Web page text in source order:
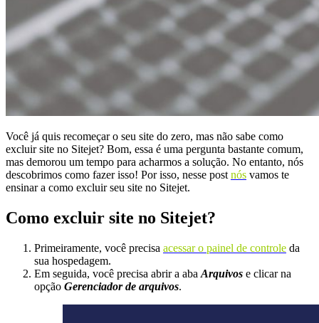
Você já quis recomeçar o seu site do zero, mas não sabe como
excluir site no Sitejet? Bom, essa é uma pergunta bastante comum,
mas demorou um tempo para acharmos a solução. No entanto, nós
descobrimos como fazer isso! Por isso, nesse post nós vamos te
ensinar a como excluir seu site no Sitejet.
Como excluir site no Sitejet?
Primeiramente, você precisa acessar o painel de controle da
sua hospedagem.
Em seguida, você precisa abrir a aba Arquivos e clicar na
opção Gerenciador de arquivos.